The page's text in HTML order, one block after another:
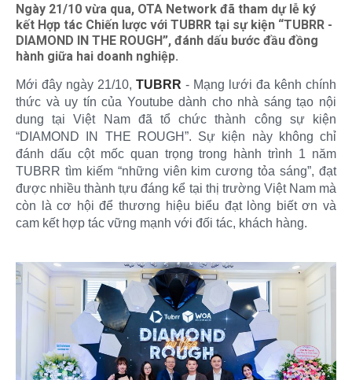
Ngày 21/10 vừa qua, OTA Network đã tham dự lễ ký
kết Hợp tác Chiến lược với TUBRR tại sự kiện “TUBRR -
DIAMOND IN THE ROUGH”, đánh dấu bước đầu đồng
hành giữa hai doanh nghiệp.
Mới đây ngày 21/10, TUBRR - Mạng lưới đa kênh chính
thức và uy tín của Youtube dành cho nhà sáng tạo nội
dung tại Việt Nam đã tổ chức thành công sự kiện
“DIAMOND IN THE ROUGH”. Sự kiện này không chỉ
đánh dấu cột mốc quan trọng trong hành trình 1 năm
TUBRR tìm kiếm “những viên kim cương tỏa sáng”, đạt
được nhiều thành tựu đáng kể tại thị trường Việt Nam mà
còn là cơ hội để thương hiệu biểu đạt lòng biết ơn và
cam kết hợp tác vững mạnh với đối tác, khách hàng.